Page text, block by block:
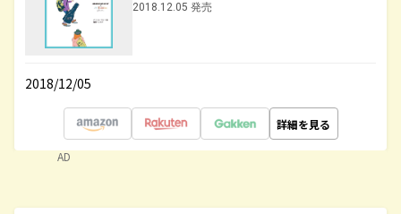
2018.12.05 発売
2018/12/05
詳細を見る
AD